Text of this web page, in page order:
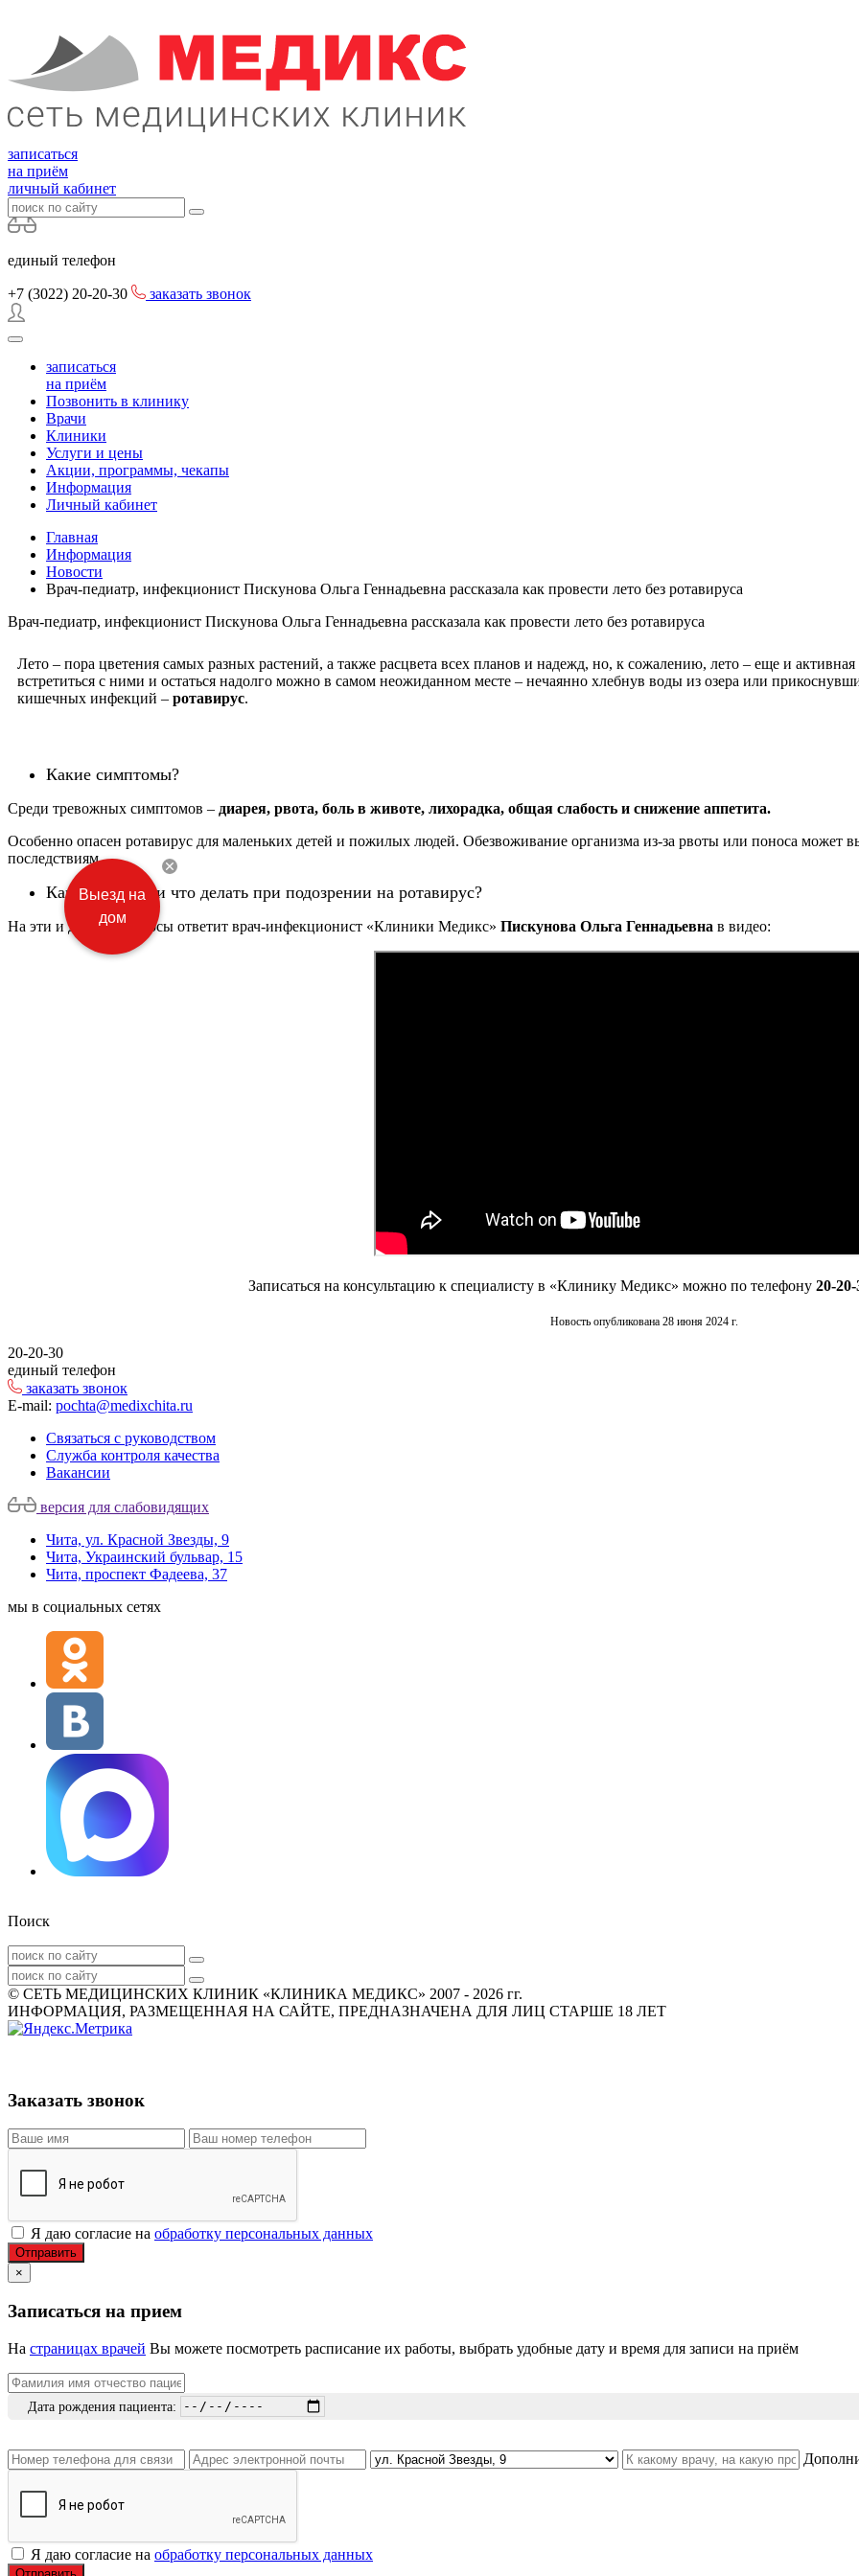
записаться
на приём
личный кабинет
единый телефон
+7 (3022) 20-20-30 заказать звонок
записаться
на приём
Позвонить в клинику
Врачи
Клиники
Услуги и цены
Акции, программы, чекапы
Информация
Личный кабинет
Главная
Информация
Новости
Врач-педиатр, инфекционист Пискунова Ольга Геннадьевна рассказала как провести лето без ротавируса
Врач-педиатр, инфекционист Пискунова Ольга Геннадьевна рассказала как провести лето без ротавируса
Лето – пора цветения самых разных растений, а также расцвета всех планов и надежд, но, к сожалению, лето – еще и активная
встретиться с ними и остаться надолго можно в самом неожиданном месте – нечаянно хлебнув воды из озера или
кишечных инфекций – ротавирус.
Какие симптомы?
Среди тревожных симптомов – диарея, рвота, боль в животе, лихорадка, общая слабость и снижение аппетита.
Особенно опасен ротавирус для маленьких детей и пожилых людей. Обезвоживание организма из-за рвоты или поноса может
последствиям.
Как уберечься и что делать при подозрении на ротавирус?
На эти и другие вопросы ответит врач-инфекционист «Клиники Медикс» Пискунова Ольга Геннадьевна в видео:
Записаться на консультацию к специалисту в «Клинику Медикс» можно по телефону 20-20-
Новость опубликована 28 июня 2024 г.
20-20-30
единый телефон
заказать звонок
E-mail: pochta@medixchita.ru
Связаться с руководством
Служба контроля качества
Вакансии
версия для слабовидящих
Чита, ул. Красной Звезды, 9
Чита, Украинский бульвар, 15
Чита, проспект Фадеева, 37
мы в социальных сетях
Поиск
© СЕТЬ МЕДИЦИНСКИХ КЛИНИК «КЛИНИКА МЕДИКС» 2007 - 2026 гг.
ИНФОРМАЦИЯ, РАЗМЕЩЕННАЯ НА САЙТЕ, ПРЕДНАЗНАЧЕНА ДЛЯ ЛИЦ СТАРШЕ 18 ЛЕТ
Заказать звонок
Я даю согласие на обработку персональных данных
Отправить
×
Записаться на прием
На страницах врачей Вы можете посмотреть расписание их работы, выбрать удобные дату и время для записи на приём
Дата рождения пациента:
Я даю согласие на обработку персональных данных
Выезд на
дом